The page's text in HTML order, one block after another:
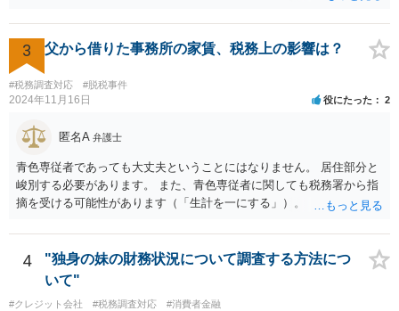
する義務がある場合で確定申告をしなかった場合には、税務署の調査
等があり、本来払うべき税金にプラスして加算税の処分を科される場
合もあります。 高額なものでもない限り単なる無申告だけでは直ちに
逮捕されないとは思います。
3 父から借りた事務所の家賃、税務上の影響は？
#税務調査対応 #脱税事件
2024年11月16日 役にたった 2
匿名A 弁護士
青色専従者であっても大丈夫ということにはなりません。 居住部分と
峻別する必要があります。 また、青色専従者に関しても税務署から指
摘を受ける可能性があります（「生計を一にする」）。
4
"独身の妹の財務状況について調査する方法につ
いて"
#クレジット会社 #税務調査対応 #消費者金融